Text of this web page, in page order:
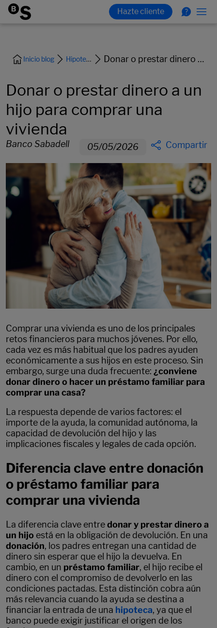
Inicio blog Hipoteca y vivienda Donar o prestar dinero a un hijo para comprar una vivienda
Donar o prestar dinero a un
hijo para comprar una
vivienda
Banco Sabadell 05/05/2026 Compartir
Comprar una vivienda es uno de los principales
retos financieros para muchos jóvenes. Por ello,
cada vez es más habitual que los padres ayuden
económicamente a sus hijos en este proceso. Sin
embargo, surge una duda frecuente: ¿conviene
donar dinero o hacer un préstamo familiar para
comprar una casa?
La respuesta depende de varios factores: el
importe de la ayuda, la comunidad autónoma, la
capacidad de devolución del hijo y las
implicaciones fiscales y legales de cada opción.
Diferencia clave entre donación
o préstamo familiar para
comprar una vivienda
La diferencia clave entredonar y prestar dinero a
un hijo está en la obligación de devolución. En una
donación, los padres entregan una cantidad de
dinero sin esperar que el hijo la devuelva. En
cambio, en un préstamo familiar, el hijo recibe el
dinero con el compromiso de devolverlo en las
condiciones pactadas. Esta distinción cobra aún
más relevancia cuando la ayuda se destina a
financiar la entrada de una hipoteca, ya que el
banco puede exigir justificar el origen de los